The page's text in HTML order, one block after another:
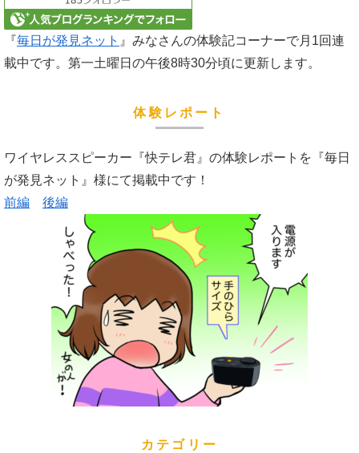
『毎日が発見ネット 』みなさんの体験記コーナーで月1回連
載中です。第一土曜日の午後8時30分頃に更新します。
体験レポート
ワイヤレススピーカー『快テレ君』の体験レポートを『毎日
が発見ネット』様にて掲載中です！
前編
後編
カテゴリー